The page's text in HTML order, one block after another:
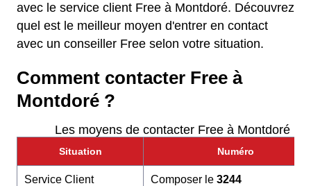
avec le service client Free à Montdoré. Découvrez
quel est le meilleur moyen d'entrer en contact
avec un conseiller Free selon votre situation.
Comment contacter Free à
Montdoré ?
Les moyens de contacter Free à Montdoré
Situation Numéro
Service Client Composer le 3244